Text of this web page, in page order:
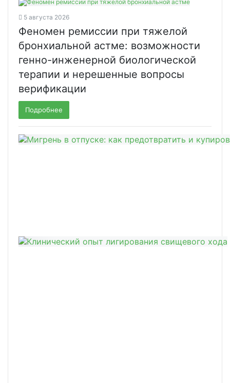
5 августа 2026
Феномен ремиссии при тяжелой
бронхиальной астме: возможности
генно-инженерной биологической
терапии и нерешенные вопросы
верификации
Подробнее